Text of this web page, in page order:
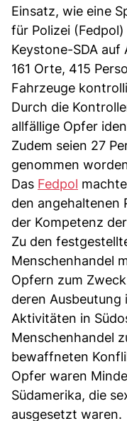
Einsatz, wie eine
für Polizei
Keystone-SDA
161 Orte, 415
Fahrzeuge
Durch die
allfällige Opfer
Zudem seien 27
genommen
Das Fedpol
den angehaltenen
der Kompetenz
Zu den
Menschenhandel
Opfern zum
deren Ausbeutung
Aktivitäten in
Menschenhandel
bewaffneten
Opfer waren
Südamerika, die
ausgesetzt waren.